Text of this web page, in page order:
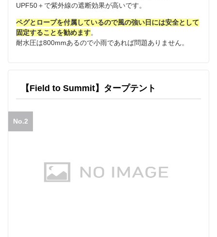
UPF50＋で紫外線の遮断効果が高いです。
ペグとロープを付属しているので風の強い日には安全として
固定することを勧めます。
耐水圧は800mmあるので小雨であれば問題ありません。
【Field to Summit】タープテント
No.2